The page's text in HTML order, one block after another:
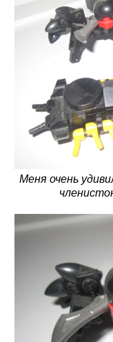
Меня очень